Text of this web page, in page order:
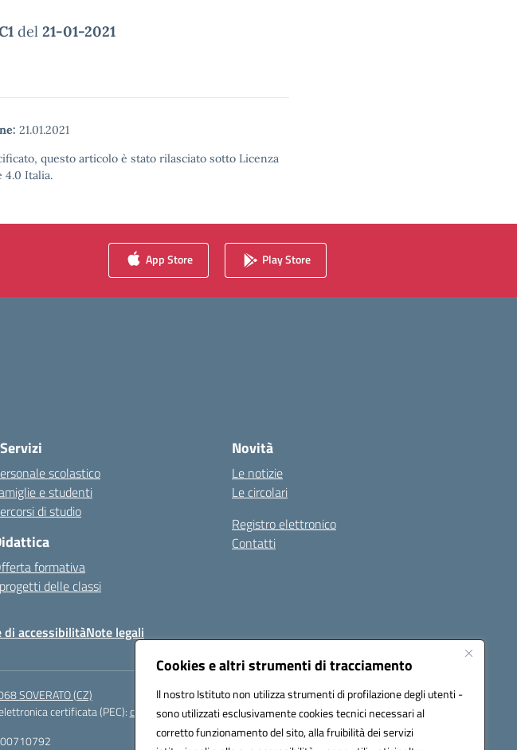
Cookies e altri strumenti di tracciamento
Il nostro Istituto non utilizza strumenti di profilazione degli utenti -
sono utilizzati esclusivamente cookies tecnici necessari al
corretto funzionamento del sito, alla fruibilità dei servizi
del 21-01-2021
21.01.2021
questo articolo è stato rilasciato sotto Licenza
4.0 Italia.
App Store Play Store
scolastico
e studenti
di studio
formativa
delle classi
Novità
Le notizie
Le circolari
Registro elettronico
Contatti
di accessibilitàNote legali
SOVERATO (CZ)
certificata (PEC):czic869004@pec.istruzione.it